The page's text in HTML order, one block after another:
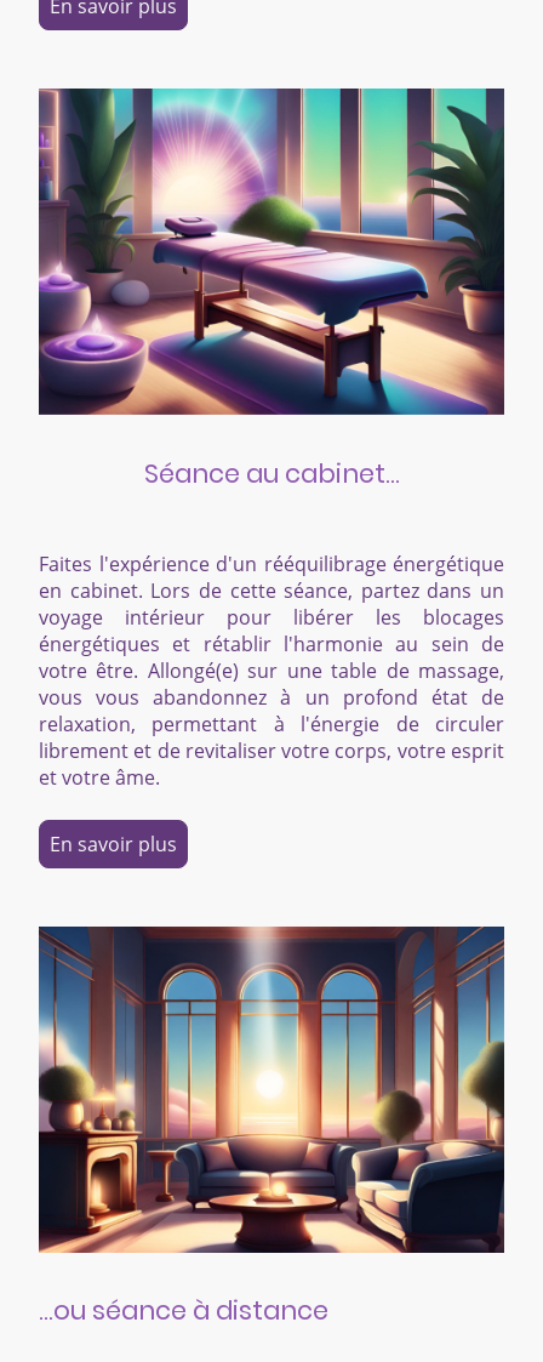
En savoir plus
Séance au cabinet...
Faites l'expérience d'un rééquilibrage énergétique
en cabinet. Lors de cette séance, partez dans un
voyage intérieur pour libérer les blocages
énergétiques et rétablir l'harmonie au sein de
votre être. Allongé(e) sur une table de massage,
vous vous abandonnez à un profond état de
relaxation, permettant à l'énergie de circuler
librement et de revitaliser votre corps, votre esprit
et votre âme.
En savoir plus
...ou séance à distance